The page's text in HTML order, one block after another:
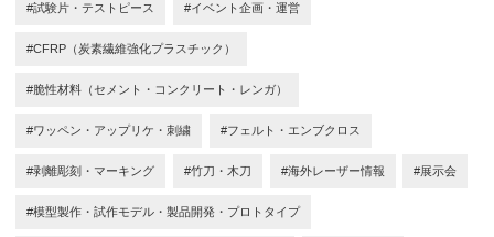
#試験片・テストピース #イベント企画・運営
#CFRP（炭素繊維強化プラスチック）
#脆性材料（セメント・コンクリート・レンガ）
#ワッペン・アップリケ・刺繍 #フェルト・エンブクロス
#剥離彫刻・マーキング #竹刀・木刀 #海外レーザー情報 #展示会
#模型製作・試作モデル・製品開発・プロトタイプ